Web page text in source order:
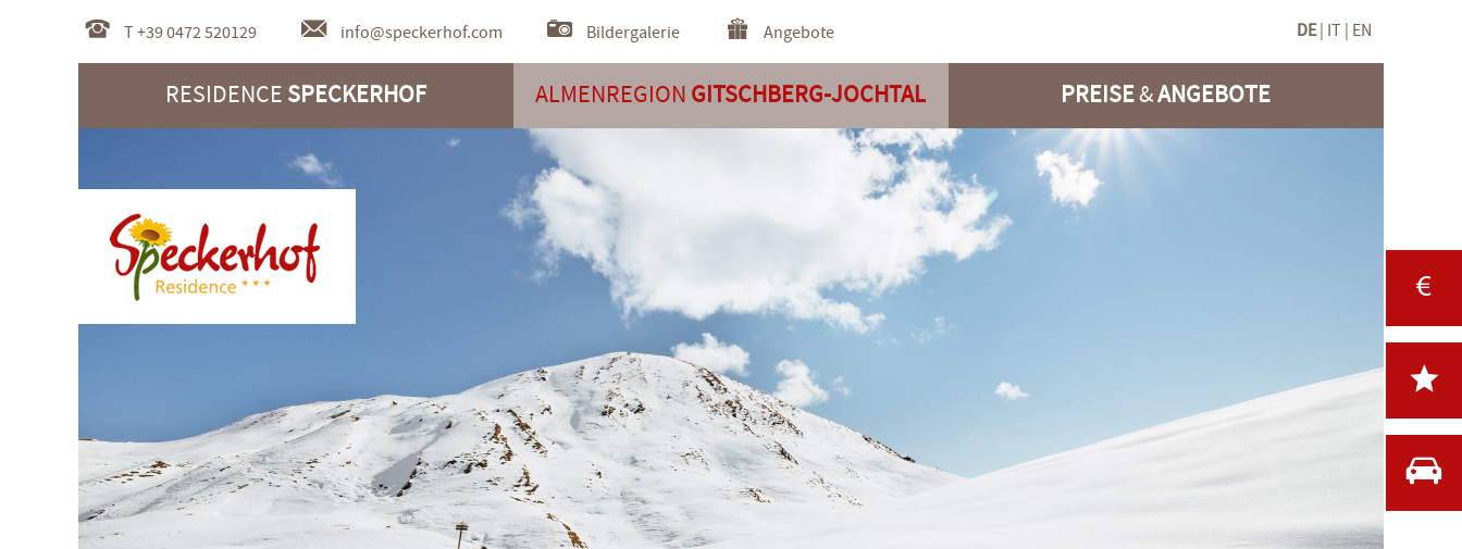
T +39 0472 520129 info@speckerhof.com Bildergalerie Angebote DE IT EN
RESIDENCE SPECKERHOF ALMENREGION GITSCHBERG-JOCHTAL PREISE&ANGEBOTE